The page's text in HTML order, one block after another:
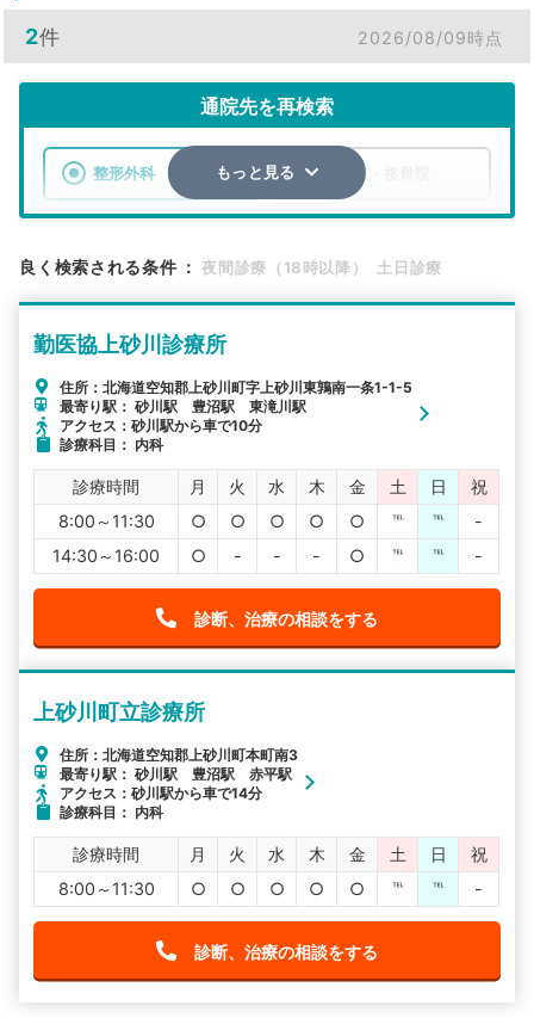
2件 2026/08/09時点
通院先を再検索
整形外科 整骨院・接骨院
検索する
詳細条件で絞り込む
その他の検索方法
駅から探す
もっと見る
良く検索される条件 ： 夜間診療（18時以降） 土日診療
勤医協上砂川診療所
住所：北海道空知郡上砂川町字上砂川東鶉南一条1-1-5
最寄り駅： 砂川駅 豊沼駅 東滝川駅
アクセス：砂川駅から車で10分
診療科目： 内科
診療時間 月 火 水 木 金 土 日
祝
8:00～11:30
○ ○ ○ ○ ○ ℡ ℡
-
14:30～16:00
○ - - - ○ ℡ ℡ -
診断、治療の相談をする
上砂川町立診療所
住所：北海道空知郡上砂川町本町南3
最寄り駅： 砂川駅 豊沼駅 赤平駅
アクセス：砂川駅から車で14分
診療科目： 内科
診療時間 月 火 水 木 金 土 日
祝
8:00～11:30
○ ○ ○ ○ ○ ℡ ℡ -
診断、治療の相談をする